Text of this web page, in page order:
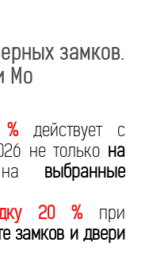
замков.
Мо
действует с
не только на
выбранные
20 % при
замков и двери